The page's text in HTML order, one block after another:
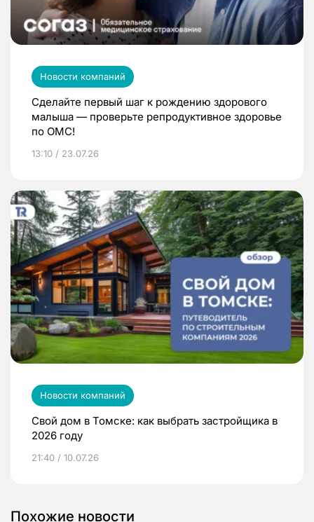
Новости компаний
Сделайте первый шаг к рождению здорового
малыша — проверьте репродуктивное здоровье
по ОМС!
13:10 / 23.07.26
Новости компаний
Свой дом в Томске: как выбрать застройщика в
2026 году
21:40 / 10.07.26
Похожие новости